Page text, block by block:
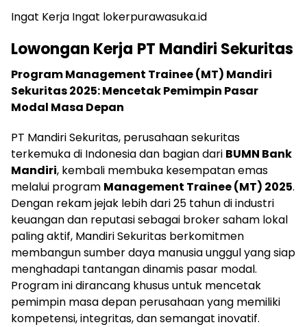
Ingat Kerja Ingat lokerpurawasuka.id
Lowongan Kerja PT Mandiri Sekuritas
Program Management Trainee (MT) Mandiri
Sekuritas 2025: Mencetak Pemimpin Pasar
Modal Masa Depan
PT Mandiri Sekuritas, perusahaan sekuritas
terkemuka di Indonesia dan bagian dari BUMN Bank
Mandiri, kembali membuka kesempatan emas
melalui program Management Trainee (MT) 2025.
Dengan rekam jejak lebih dari 25 tahun di industri
keuangan dan reputasi sebagai broker saham lokal
paling aktif, Mandiri Sekuritas berkomitmen
membangun sumber daya manusia unggul yang siap
menghadapi tantangan dinamis pasar modal.
Program ini dirancang khusus untuk mencetak
pemimpin masa depan perusahaan yang memiliki
kompetensi, integritas, dan semangat inovatif.